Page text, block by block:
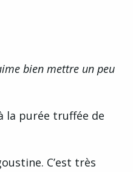
bien mettre un peu
la purée truffée de
C’est très